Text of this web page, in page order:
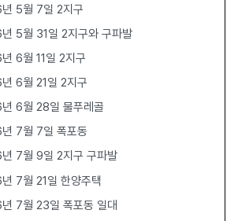
5월 7일 2지구
5월 31일 2지구와 구파발
6월 11일 2지구
6월 21일 2지구
6월 28일 물푸레골
7월 7일 폭포동
7월 9일 2지구 구파발
7월 21일 한양주택
7월 23일 폭포동 일대